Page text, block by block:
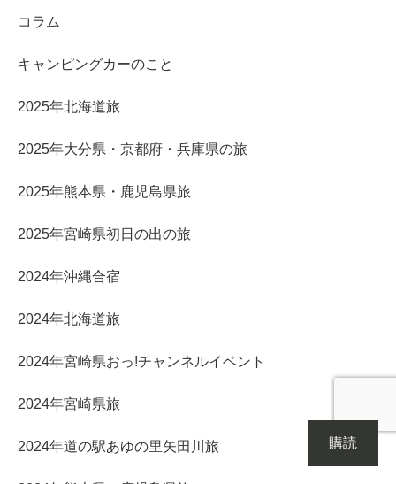
コラム
キャンピングカーのこと
2025年北海道旅
2025年大分県・京都府・兵庫県の旅
2025年熊本県・鹿児島県旅
2025年宮崎県初日の出の旅
2024年沖縄合宿
2024年北海道旅
2024年宮崎県おっ!チャンネルイベント
2024年宮崎県旅
2024年道の駅あゆの里矢田川旅 購読